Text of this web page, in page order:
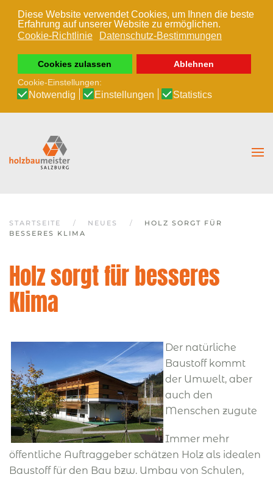
Diese Website verwendet Cookies, um Ihnen die beste
Erfahrung auf unserer Website zu ermöglichen.
Cookie-Richtlinie
Datenschutz-Bestimmungen
Cookies zulassen
Ablehnen
Cookie-Einstellungen:
Notwendig Einstellungen Statistics
Zum Hauptinhalt springen
STARTSEITE NEUES
HOLZ SORGT FÜR
BESSERES KLIMA
Holz sorgt für besseres
Klima
Der natürliche
Baustoff kommt
der Umwelt, aber
auch den
Menschen zugute
Immer mehr
öffentliche Auftraggeber schätzen Holz als idealen
Baustoff für den Bau bzw. Umbau von Schulen,